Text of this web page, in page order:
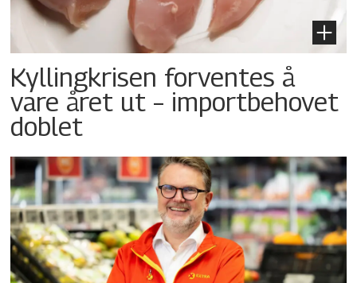
Kyllingkrisen forventes å
vare året ut – importbehovet
doblet